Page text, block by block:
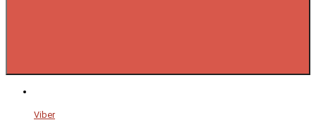
Viber